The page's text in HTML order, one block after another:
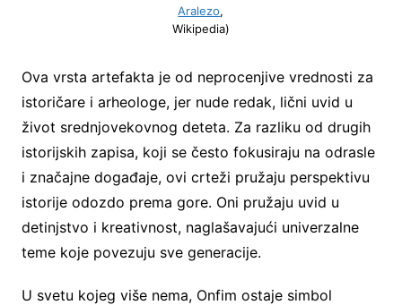
Aralezo,
Wikipedia)
Ova vrsta artefakta je od neprocenjive vrednosti za
istoričare i arheologe, jer nude redak, lični uvid u
život srednjovekovnog deteta. Za razliku od drugih
istorijskih zapisa, koji se često fokusiraju na odrasle
i značajne događaje, ovi crteži pružaju perspektivu
istorije odozdo prema gore. Oni pružaju uvid u
detinjstvo i kreativnost, naglašavajući univerzalne
teme koje povezuju sve generacije.
U svetu kojeg više nema, Onfim ostaje simbol